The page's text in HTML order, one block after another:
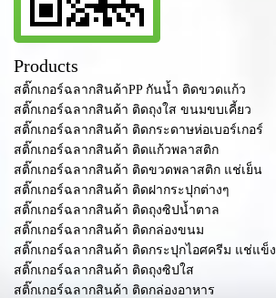
Products
สติ๊กเกอร์ฉลากสินค้าPP กันน้ำ ติดขวดแก้ว
สติ๊กเกอร์ฉลากสินค้า ติดถุงใส ขนมขบเคี้ยว
สติ๊กเกอร์ฉลากสินค้า ติดกระดาษห่อเบอร์เกอร์
สติ๊กเกอร์ฉลากสินค้า ติดแก้วพลาสติก
สติ๊กเกอร์ฉลากสินค้า ติดขวดพลาสติก แช่เย็น
สติ๊กเกอร์ฉลากสินค้า ติดฝากระปุกต่างๆ
สติ๊กเกอร์ฉลากสินค้า ติดถุงซิปน้ำตาล
สติ๊กเกอร์ฉลากสินค้า ติดกล่องขนม
สติ๊กเกอร์ฉลากสินค้า ติดกระปุกไอศครีม แช่แข็ง
สติ๊กเกอร์ฉลากสินค้า ติดถุงซิปใส
สติ๊กเกอร์ฉลากสินค้า ติดกล่องอาหาร